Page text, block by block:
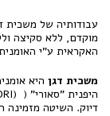
עבודותיה של משכית
מוקדם, ללא סקיצה
האקראית ע"י
משכית דגן היא
דיוק. השיטה מזמינה